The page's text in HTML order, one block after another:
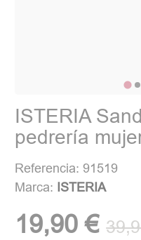
ISTERIA
pedrería
Referencia: 91519
Marca: ISTERIA
19,90 €